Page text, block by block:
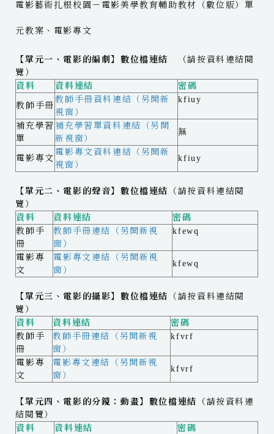
電影藝術扎根校園－電影美學教育輔助教材（數位版）單
元教案、電影專文
【單元一、電影的編劇】數位檔連結
（請按資料連結閱
覽）
資料
資料連結 密碼
教師手冊
教師手冊資料連結（另開新
視窗）
kfiuy
補充學習
單
補充學習單資料連結（另開
新視窗）
無
電影專文
電影專文資料連結（另開新
視窗）
kfiuy
【單元二、電影的聲音】數位檔連結
（請按資料連結閱
覽）
資料
資料連結
密碼
教師手
冊
教師手冊連結（另開新視
窗）
kfewq
電影專
文
電影專文連結（另開新視
窗）
kfewq
【單元三、電影的攝影】數位檔連結
（請按資料連結閱
覽）
資料
資料連結
密碼
教師手
冊
教師手冊連結（另開新視
窗）
kfvrf
電影專
文
電影專文連結（另開新視
窗）
kfvrf
【單元四、電影的分鏡：動畫】數位檔連結
（請按資料連
結閱覽）
資料
資料連結
密碼